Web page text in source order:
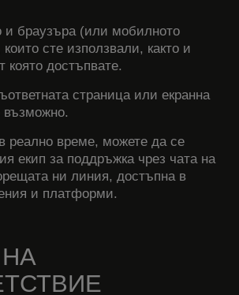
и браузъра (или мобилното
сте използвали, както и
която достъпвате.
страница или екранна
възможно.
реално време, можете да се
екип за поддръжка чрез чата на
ни линия, достъпна в
и платформи.